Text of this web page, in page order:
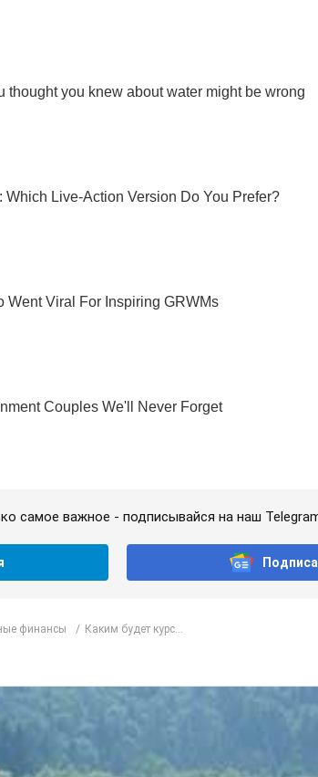
самое важное - подписывайся на наш
финансы Каким будет курс...